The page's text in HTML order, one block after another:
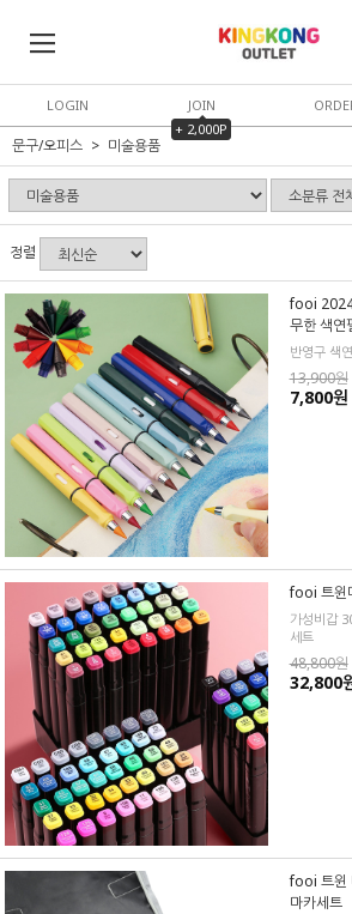
LOGIN
JOIN
+ 2,000P
문구/오피스 미술용품
정렬
fooi 2024
무한 색연
반영구 색
13,900원
7,800원
fooi 트윈
가성비갑
세트
48,800원
32,800
fooi 트윈
마카세트